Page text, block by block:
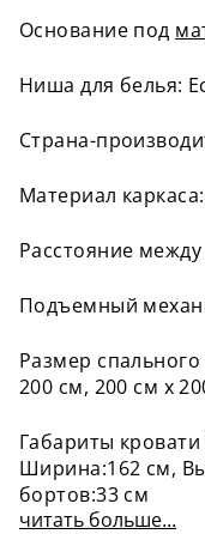
Основание под
Ниша для белья:
Страна-
Материал
Расстояние
Подъемный
Размер
200 см, 200 см x
Габариты
Ширина:162 см,
бортов:33 см
читать больше...